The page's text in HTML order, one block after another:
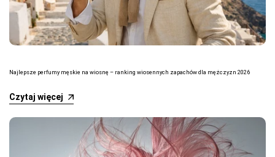
Najlepsze perfumy męskie na wiosnę – ranking wiosennych zapachów dla mężczyzn 2026
Czytaj więcej